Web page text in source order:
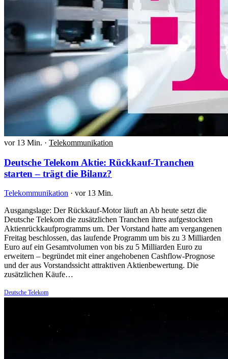
vor 13 Min. · Telekommunikation
Deutsche Telekom Aktie: Rückkauf-Tranchen
starten – trägt die Bilanz?
Telekommunikation · vor 13 Min.
Ausgangslage: Der Rückkauf-Motor läuft an Ab heute setzt die
Deutsche Telekom die zusätzlichen Tranchen ihres aufgestockten
Aktienrückkaufprogramms um. Der Vorstand hatte am vergangenen
Freitag beschlossen, das laufende Programm um bis zu 3 Milliarden
Euro auf ein Gesamtvolumen von bis zu 5 Milliarden Euro zu
erweitern – begründet mit einer angehobenen Cashflow-Prognose
und der aus Vorstandssicht attraktiven Aktienbewertung. Die
zusätzlichen Käufe…
Deutsche Telekom